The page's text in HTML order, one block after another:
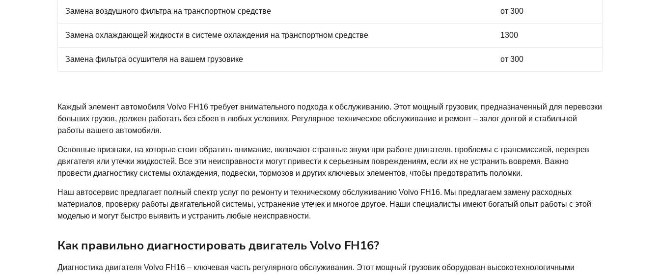
Замена воздушного фильтра на транспортном средстве от 300
Замена охлаждающей жидкости в системе охлаждения на транспортном средстве 1300
Замена фильтра осушителя на вашем грузовике от 300
Каждый элемент автомобиля Volvo FH16 требует внимательного подхода к обслуживанию. Этот мощный грузовик, предназначенный для перевозки
больших грузов, должен работать без сбоев в любых условиях. Регулярное техническое обслуживание и ремонт – залог долгой и стабильной
работы вашего автомобиля.
Основные признаки, на которые стоит обратить внимание, включают странные звуки при работе двигателя, проблемы с трансмиссией, перегрев
двигателя или утечки жидкостей. Все эти неисправности могут привести к серьезным повреждениям, если их не устранить вовремя. Важно
провести диагностику системы охлаждения, подвески, тормозов и других ключевых элементов, чтобы предотвратить поломки.
Наш автосервис предлагает полный спектр услуг по ремонту и техническому обслуживанию Volvo FH16. Мы предлагаем замену расходных
материалов, проверку работы двигательной системы, устранение утечек и многое другое. Наши специалисты имеют богатый опыт работы с этой
моделью и могут быстро выявить и устранить любые неисправности.
Как правильно диагностировать двигатель Volvo FH16?
Диагностика двигателя Volvo FH16 – ключевая часть регулярного обслуживания. Этот мощный грузовик оборудован высокотехнологичными